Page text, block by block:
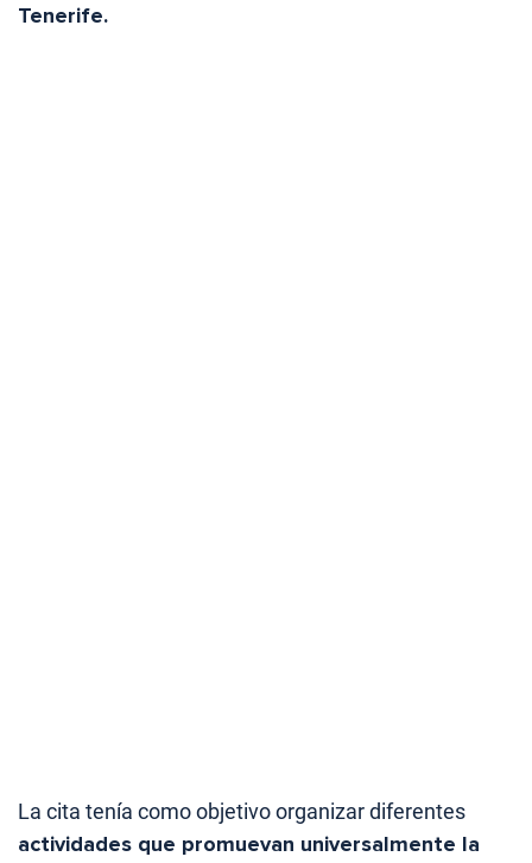
Tenerife.
La cita tenía como objetivo organizar diferentes
actividades que promuevan universalmente la